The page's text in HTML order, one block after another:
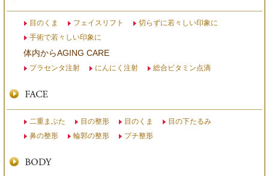
目のくま フェイスリフト
切らずに若々しい印象に
手術で若々しい印象に
体内からAGING CARE
プラセンタ注射 にんにく注射 総合ビタミン点滴
二重まぶた 目の整形 目のくま
目の下たるみ
鼻の整形
輪郭の整形 プチ整形